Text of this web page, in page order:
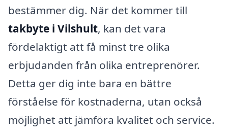
bestämmer dig. När det kommer till
takbyte i Vilshult, kan det vara
fördelaktigt att få minst tre olika
erbjudanden från olika entreprenörer.
Detta ger dig inte bara en bättre
förståelse för kostnaderna, utan också
möjlighet att jämföra kvalitet och service.